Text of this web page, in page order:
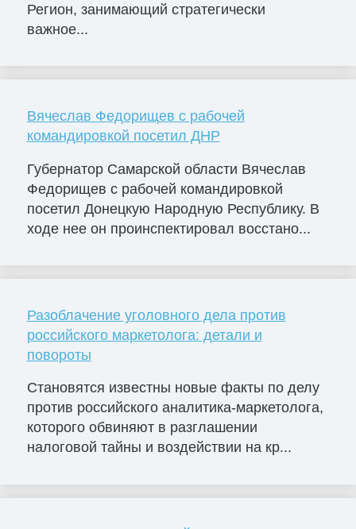
Регион, занимающий стратегически
важное...
Вячеслав Федорищев с рабочей
командировкой посетил ДНР
Губернатор Самарской области Вячеслав
Федорищев с рабочей командировкой
посетил Донецкую Народную Республику. В
ходе нее он проинспектировал восстано...
Разоблачение уголовного дела против
российского маркетолога: детали и
повороты
Становятся известны новые факты по делу
против российского аналитика-маркетолога,
которого обвиняют в разглашении
налоговой тайны и воздействии на кр...